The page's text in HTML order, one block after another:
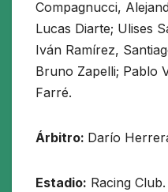
Compagnucci,
Lucas Diarte; Ulises
Iván Ramírez,
Bruno Zapelli; Pablo
Farré.
Árbitro: Darío
Estadio: Racing Club.